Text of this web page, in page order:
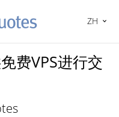
ZH
费VPS进行交